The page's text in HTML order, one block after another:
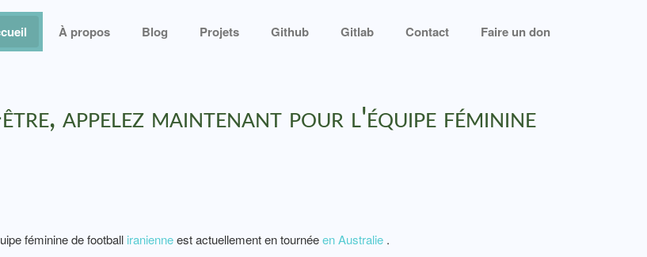
À propos Blog Projets Github Gitlab Contact Faire un don
appelez maintenant pour l'équipe féminine
féminine de football iranienneest actuellement en tournéeen Australie .